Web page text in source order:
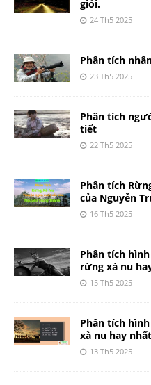
giỏi.
24 Th5 2025
Phân tích
23 Th5 2025
Phân tích
tiết
22 Th5 2025
Phân tích
của Nguyễn
16 Th5 2025
Phân tích
rừng xà nu
15 Th5 2025
Phân tích
xà nu hay nhất
13 Th5 2025